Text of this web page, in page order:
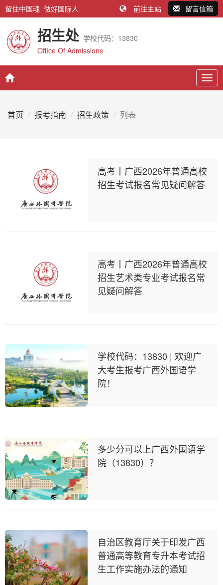
留住中国魂 做好国际人 前往主站 留言信箱
招生处 学校代码：13830
Office Of Admissions
首页 报考指南 招生政策 列表
高考丨广西2026年普通高校
招生考试报名常见疑问解答
高考丨广西2026年普通高校
招生艺术类专业考试报名常
见疑问解答
学校代码：13830 | 欢迎广
大考生报考广西外国语学
院！
多少分可以上广西外国语学
院（13830）？
自治区教育厅关于印发广西
普通高等教育专升本考试招
生工作实施办法的通知